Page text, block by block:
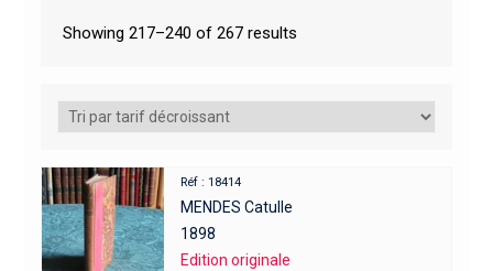
Showing 217–240 of 267 results
Réf : 18414
MENDES Catulle
1898
Edition originale